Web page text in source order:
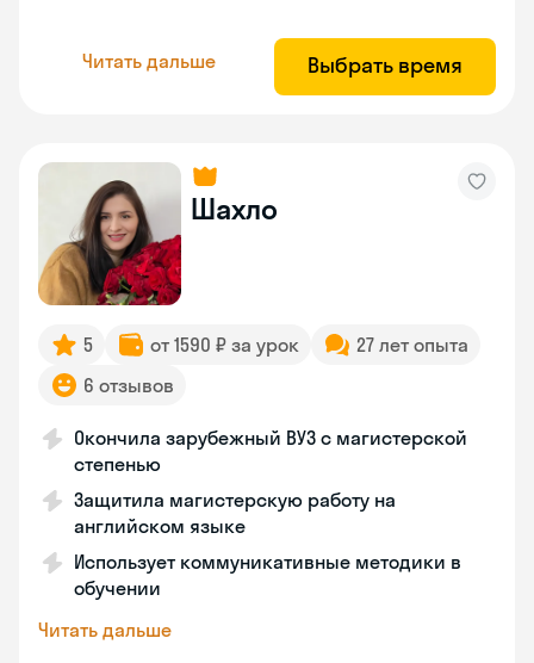
Читать дальше Выбрать время
Шахло
5 от 1590 ₽ за урок
27 лет опыта
6 отзывов
Окончила зарубежный ВУЗ с магистерской
степенью
Защитила магистерскую работу на
английском языке
Использует коммуникативные методики в
обучении
Читать дальше